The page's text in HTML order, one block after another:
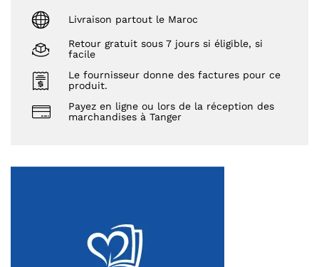
Livraison partout le Maroc
Retour gratuit sous 7 jours si éligible, si
facile
Le fournisseur donne des factures pour ce
produit.
Payez en ligne ou lors de la réception des
marchandises à Tanger